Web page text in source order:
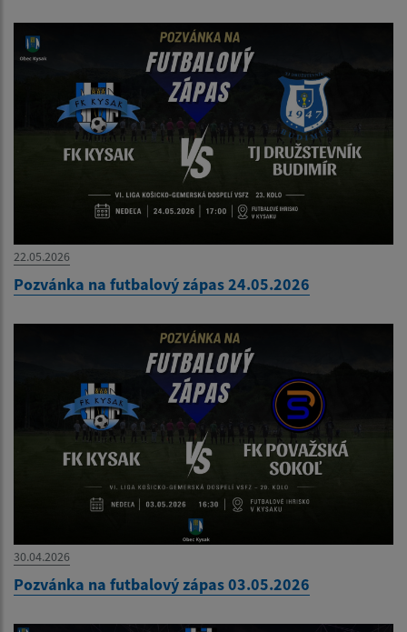
22.05.2026
Pozvánka na futbalový zápas 24.05.2026
30.04.2026
Pozvánka na futbalový zápas 03.05.2026